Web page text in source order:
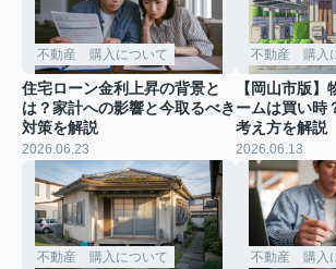
不動産 購入について
住宅ローン金利上昇の背景と
は？家計への影響と今取るべき
対策を解説
2026.06.23
不動産 購入
【岡山市版
ームは買い時
考え方を解説
2026.06.13
不動産 購入について 不動産 購入